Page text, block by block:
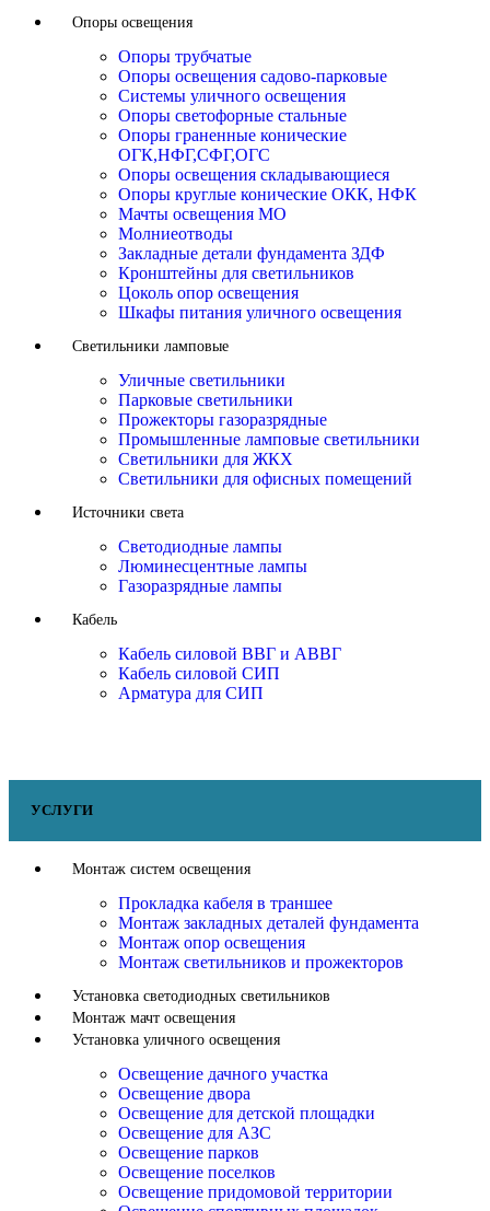
Опоры освещения
Опоры трубчатые
Опоры освещения садово-парковые
Системы уличного освещения
Опоры светофорные стальные
Опоры граненные конические
ОГК,НФГ,СФГ,ОГС
Опоры освещения складывающиеся
Опоры круглые конические ОКК, НФК
Мачты освещения МО
Молниеотводы
Закладные детали фундамента ЗДФ
Кронштейны для светильников
Цоколь опор освещения
Шкафы питания уличного освещения
Светильники ламповые
Уличные светильники
Парковые светильники
Прожекторы газоразрядные
Промышленные ламповые светильники
Светильники для ЖКХ
Светильники для офисных помещений
Источники света
Светодиодные лампы
Люминесцентные лампы
Газоразрядные лампы
Кабель
Кабель силовой ВВГ и АВВГ
Кабель силовой СИП
Арматура для СИП
УСЛУГИ
Монтаж систем освещения
Прокладка кабеля в траншее
Монтаж закладных деталей фундамента
Монтаж опор освещения
Монтаж светильников и прожекторов
Установка светодиодных светильников
Монтаж мачт освещения
Установка уличного освещения
Освещение дачного участка
Освещение двора
Освещение для детской площадки
Освещение для АЗС
Освещение парков
Освещение поселков
Освещение придомовой территории